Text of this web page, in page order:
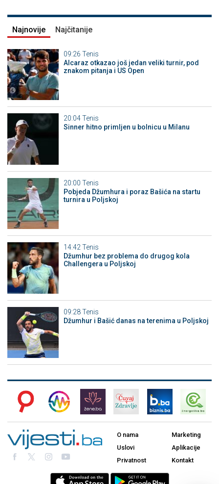
Najnovije Najčitanije
09:26 Tenis
Alcaraz otkazao još jedan veliki turnir, pod
znakom pitanja i US Open
20:04Tenis
Sinner hitno primljen u bolnicu u Milanu
20:00 Tenis
Pobjeda Džumhura i poraz Bašića na startu
turnira u Poljskoj
14:42 Tenis
Džumhur bez problema do drugog kola
Challengera u Poljskoj
09:28Tenis
Džumhur i Bašić danas na terenima u Poljskoj
O nama
Uslovi
Privatnost
Marketing
Aplikacije
Kontakt